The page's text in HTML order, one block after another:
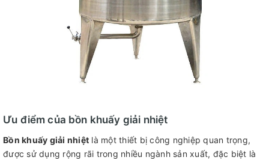
Ưu điểm của bồn khuấy giải nhiệt
Bồn khuấy giải nhiệt là một thiết bị công nghiệp quan trọng,
được sử dụng rộng rãi trong nhiều ngành sản xuất, đặc biệt là